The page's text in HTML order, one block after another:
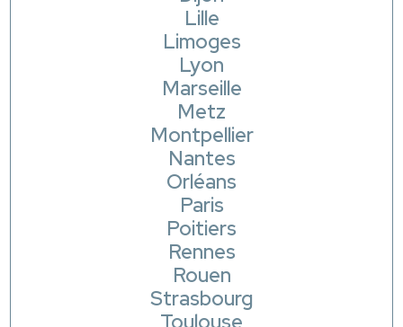
Lille
Limoges
Lyon
Marseille
Metz
Montpellier
Nantes
Orléans
Paris
Poitiers
Rennes
Rouen
Strasbourg